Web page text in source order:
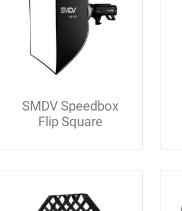
SMDV Speedbox
Flip Square